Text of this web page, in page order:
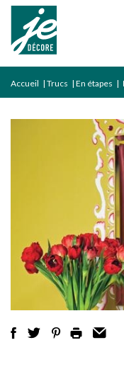
Accueil | Trucs | En étapes |